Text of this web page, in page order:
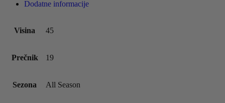
Dodatne informacije
Visina 45
Prečnik 19
Sezona All Season